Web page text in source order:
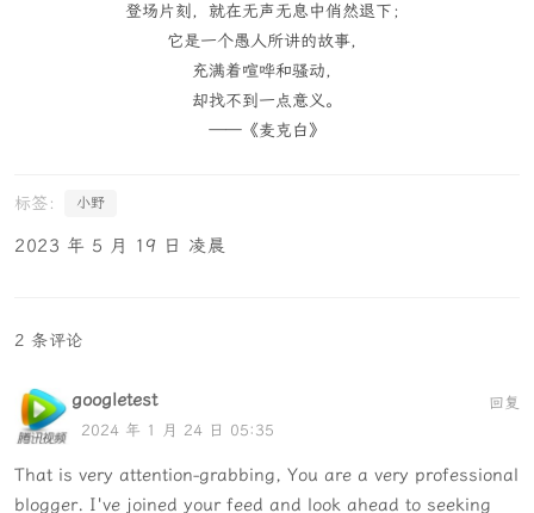
登场片刻，就在无声无息中俏然退下；
它是一个愚人所讲的故事，
充满着喧哗和骚动，
却找不到一点意义。
——《麦克白》
小野
2023 年 5 月 19 日 凌晨
2 条评论
googletest
2024 年 1 月 24 日 05:35
That is very attention-grabbing, You are a very professional
blogger. I've joined your feed and look ahead to seeking
回复